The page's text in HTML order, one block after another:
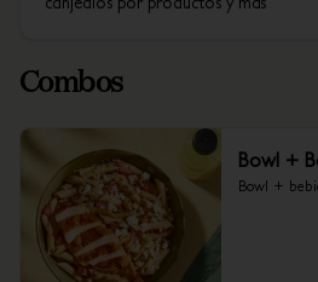
Combos
Bowl +
Bowl +